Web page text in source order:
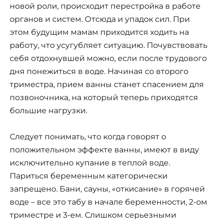
новой роли, происходит перестройка в работе
органов и систем. Отсюда и упадок сил. При
этом будущим мамам приходится ходить на
работу, что усугубляет ситуацию. Почувствовать
себя отдохнувшей можно, если после трудового
дня понежиться в воде. Начиная со второго
триместра, прием ванны станет спасением для
позвоночника, на который теперь приходятся
большие нагрузки.
Следует понимать, что когда говорят о
положительном эффекте ванны, имеют в виду
исключительно купание в теплой воде.
Париться беременным категорически
запрещено. Бани, сауны, «откисание» в горячей
воде – все это табу в начале беременности, 2-ом
триместре и 3-ем. Слишком серьезными